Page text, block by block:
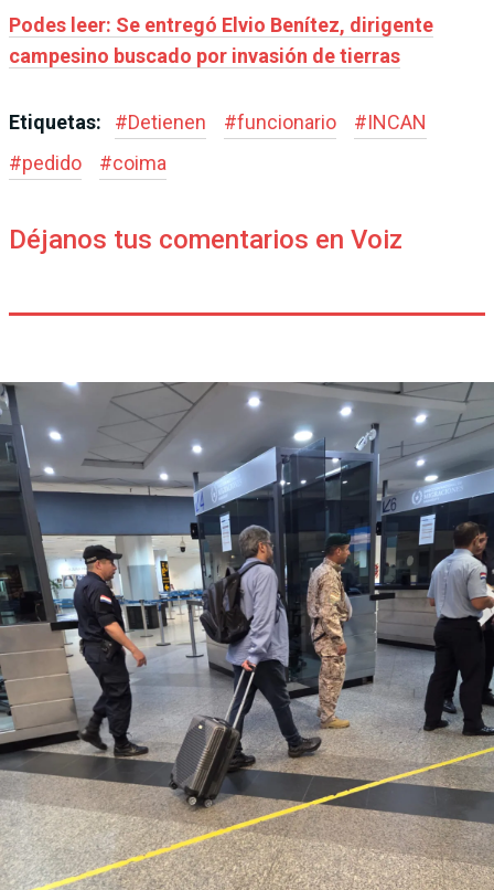
Podes leer: Se entregó Elvio Benítez, dirigente
campesino buscado por invasión de tierras
Etiquetas: #Detienen #funcionario #INCAN
#pedido #coima
Déjanos tus comentarios en Voiz